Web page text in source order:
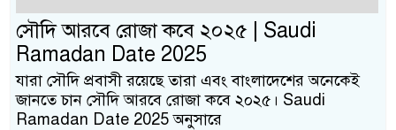
সৌদি আরবে রোজা কবে ২০২৫ | Saudi
Ramadan Date 2025
যারা সৌদি প্রবাসী রয়েছে তারা এবং বাংলাদেশের অনেকেই
জানতে চান সৌদি আরবে রোজা কবে ২০২৫। Saudi
Ramadan Date 2025 অনুসারে